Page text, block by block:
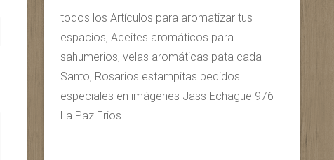
todos los Artículos para aromatizar tus
espacios, Aceites aromáticos para
sahumerios, velas aromáticas pata cada
Santo, Rosarios estampitas pedidos
especiales en imágenes Jass Echague 976
La Paz Erios.